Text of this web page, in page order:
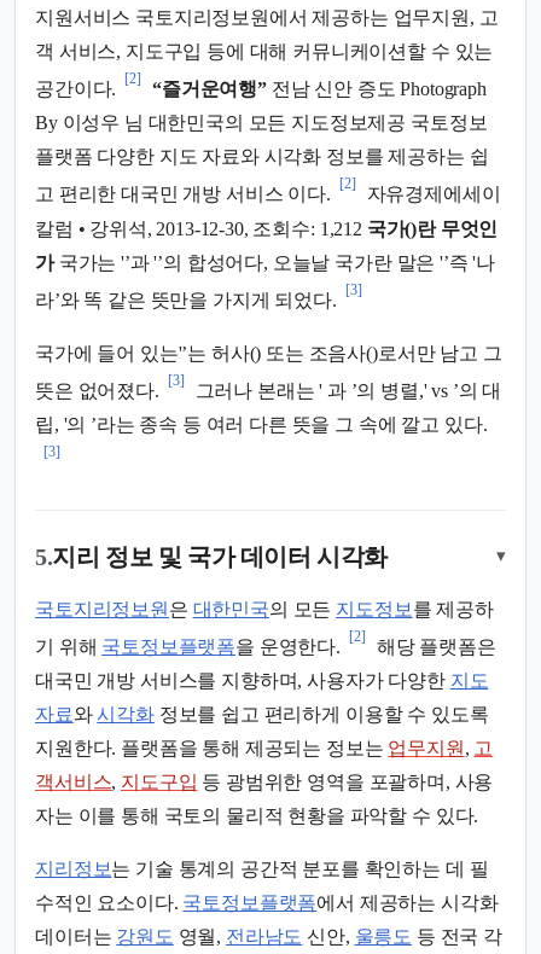
지원서비스 국토지리정보원에서 제공하는 업무지원, 고
객 서비스, 지도구입 등에 대해 커뮤니케이션할 수 있는
공간이다.
[2]
“즐거운여행”전남 신안 증도 Photograph
By 이성우 님 대한민국의 모든 지도정보제공 국토정보
플랫폼 다양한 지도 자료와 시각화 정보를 제공하는 쉽
고 편리한 대국민 개방 서비스 이다.
[2]
자유경제에세이
칼럼 • 강위석, 2013-12-30, 조회수: 1,212 국가()란 무엇인
가국가는 '’과 '’의 합성어다, 오늘날 국가란 말은 '’즉 '나
라’와 똑 같은 뜻만을 가지게 되었다.
[3]
국가에 들어 있는'’는 허사() 또는 조음사()로서만 남고 그
뜻은 없어졌다.
[3]
그러나 본래는 ' 과 ’의 병렬,' vs ’의 대
립, '의 ’라는 종속 등 여러 다른 뜻을 그 속에 깔고 있다.
[3]
5.지리 정보 및 국가 데이터 시각화 ▾
국토지리정보원 은 대한민국의 모든 지도정보 를 제공하
기 위해 국토정보플랫폼을 운영한다.
[2]
해당 플랫폼은
대국민 개방 서비스를 지향하며, 사용자가 다양한 지도
자료와시각화정보를 쉽고 편리하게 이용할 수 있도록
지원한다. 플랫폼을 통해 제공되는 정보는 업무지원 , 고
객서비스, 지도구입 등 광범위한 영역을 포괄하며, 사용
자는 이를 통해 국토의 물리적 현황을 파악할 수 있다.
지리정보는 기술 통계의 공간적 분포를 확인하는 데 필
수적인 요소이다. 국토정보플랫폼에서 제공하는 시각화
데이터는 강원도 영월, 전라남도 신안, 울릉도 등 전국 각